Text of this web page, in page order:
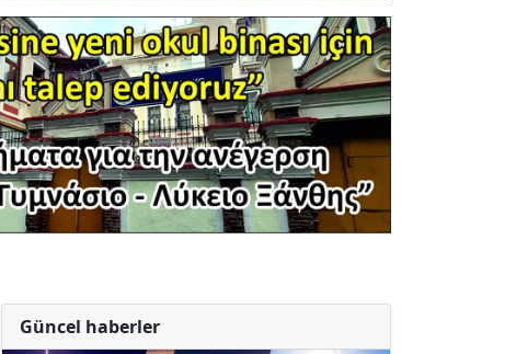
Güncel haberler